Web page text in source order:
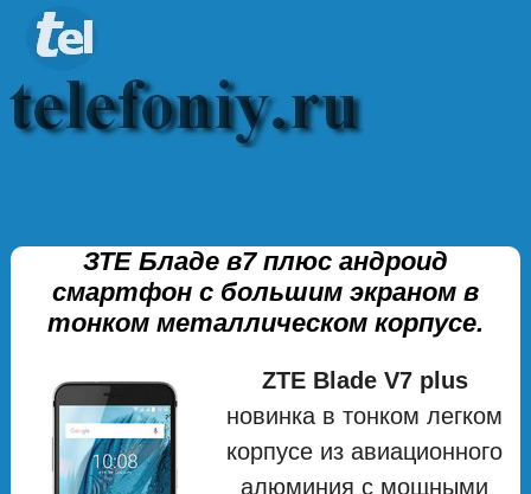
ЗТЕ Бладе в7 плюс андроид
смартфон с большим экраном в
тонком металлическом корпусе.
ZTE Blade V7 plus
новинка в тонком легком
корпусе из авиационного
алюминия с мощными